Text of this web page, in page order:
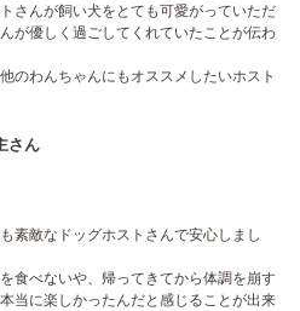
さんが飼い犬をとても可愛がっていただ
が優しく過ごしてくれていたことが伝わ
のわんちゃんにもオススメしたいホスト
さん
素敵なドッグホストさんで安心しまし
食べないや、帰ってきてから体調を崩す
当に楽しかったんだと感じることが出来